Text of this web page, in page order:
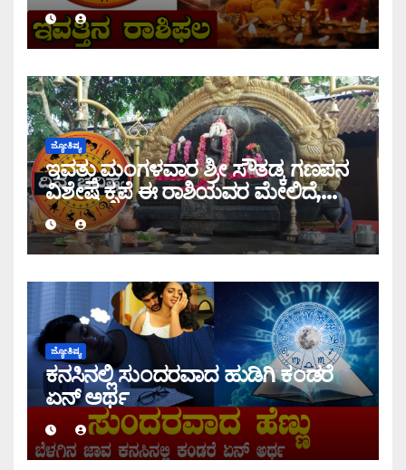
ಜ್ಯೋತಿಷ್ಯ
ಇವತ್ತು ಮಂಗಳವಾರ ಶ್ರೀ ಸೌತಡ್ಕ ಗಣಪನ
ವಿಶೇಷ ಕೃಪೆ ಈ ರಾಶಿಯವರ ಮೇಲಿದೆ,
ಇಂದಿನ ರಾಶಿ ಭವಿಷ್ಯ ತಿಳಿಯಿರಿ
ಜ್ಯೋತಿಷ್ಯ
ಕನಸಿನಲ್ಲಿ ಸುಂದರವಾದ ಹುಡಿಗಿ ಕಂಡರೆ
ಏನ್ ಅರ್ಥ